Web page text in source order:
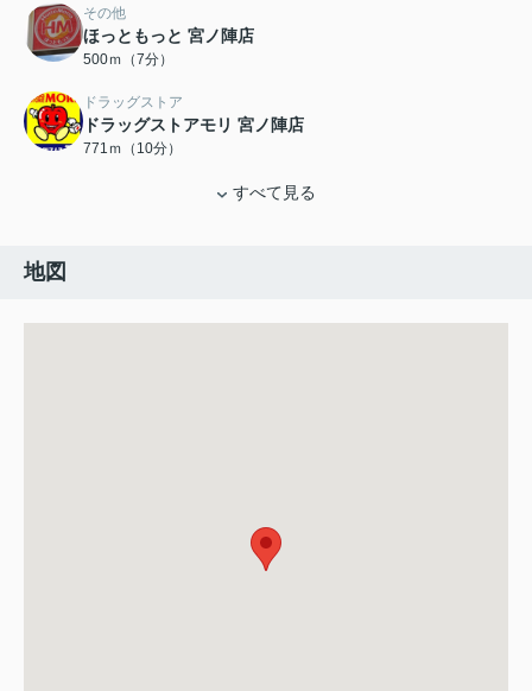
その他
ほっともっと 宮ノ陣店
500ｍ（7分）
ドラッグストア
ドラッグストアモリ 宮ノ陣店
771ｍ（10分）
すべて見る
地図